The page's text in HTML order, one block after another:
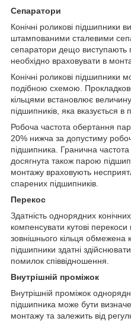
Сепаратори
Конічні роликові підшипники
штампованими сталевими
сепаратори дещо
необхідно враховувати в
Конічні роликові підшипники
подібною схемою.
кільцями встановлює
підшипників, яка вказується в
Робоча частота обертання
20% нижча за допустиму
підшипника. Гранична
досягнута також парою
монтажу враховують
спарених підшипників.
Перекос
Здатність однорядних
компенсувати кутові
зовнішнього кільця обмежена
підшипники здатні
помилок співвідношення.
Внутрішній проміжок
Внутрішній проміжок
підшипника може бути
монтажу та залежить від